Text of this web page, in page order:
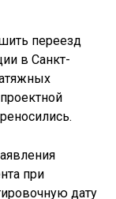
переезд
в Санкт-
при
дату